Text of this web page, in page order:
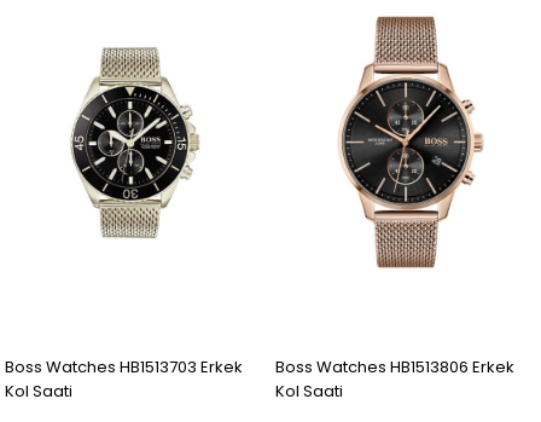
Boss Watches HB1513703 Erkek
Kol Saati
Boss Watches HB1513806 Erkek
Kol Saati